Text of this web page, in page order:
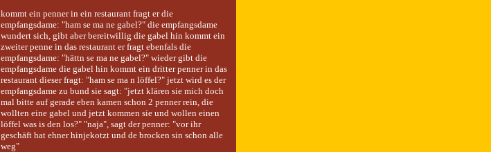
kommt ein penner in ein restaurant fragt er die
empfangsdame: "ham se ma ne gabel?" die empfangsdame
wundert sich, gibt aber bereitwillig die gabel hin kommt ein
zweiter penne in das restaurant er fragt ebenfals die
empfangsdame: "hättn se ma ne gabel?" wieder gibt die
empfangsdame die gabel hin kommt ein dritter penner in das
restaurant dieser fragt: "ham se ma n löffel?" jetzt wird es der
empfangsdame zu bund sie sagt: "jetzt klären sie mich doch
mal bitte auf gerade eben kamen schon 2 penner rein, die
wollten eine gabel und jetzt kommen sie und wollen einen
löffel was is den los?" "naja", sagt der penner: "vor ihr
geschäft hat ehner hinjekotzt und de brocken sin schon alle
weg"